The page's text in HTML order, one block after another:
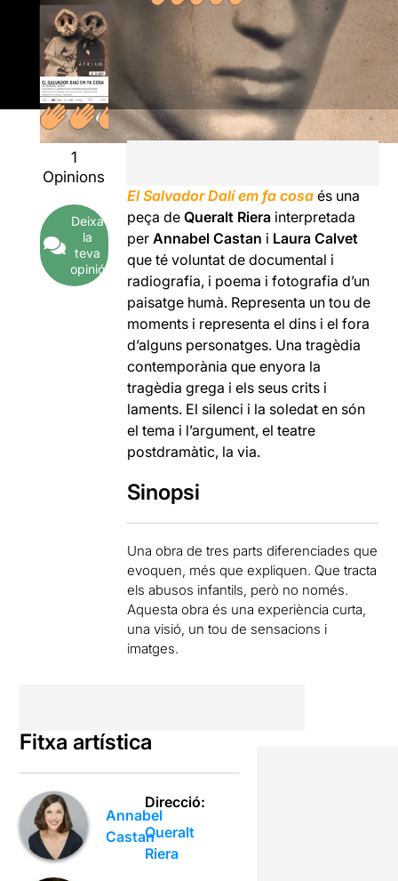
1
Opinions
Deixa
la
teva
opinió
El Salvador Dalí em fa cosa és una
peça deQueralt Riera interpretada
perAnnabel Castan i Laura Calvet
que té voluntat de documental i
radiografia, i poema i fotografia d’un
paisatge humà. Representa un tou de
moments i representa el dins i el fora
d’alguns personatges. Una tragèdia
contemporània que enyora la
tragèdia grega i els seus crits i
laments. El silenci i la soledat en són
el tema i l’argument, el teatre
postdramàtic, la via.
Sinopsi
Una obra de tres parts diferenciades que
evoquen, més que expliquen. Que tracta
els abusos infantils, però no només.
Aquesta obra és una experiència curta,
una visió, un tou de sensacions i
imatges.
Fitxa artística
Annabel
Castan
Direcció:
Queralt
Riera